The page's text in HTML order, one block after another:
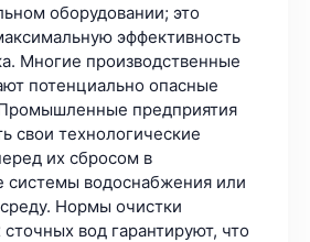
оборудовании; это
эффективность
Многие производственные
потенциально опасные
предприятия
свои технологические
их сбросом в
системы водоснабжения или
Нормы очистки
вод гарантируют, что